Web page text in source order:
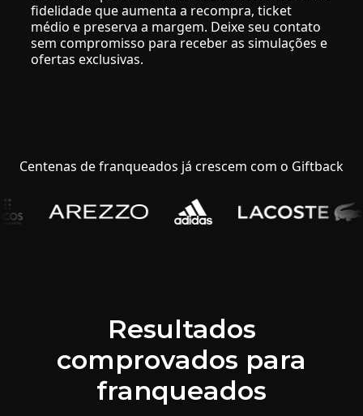
fidelidade que aumenta a recompra, ticket
médio e preserva a margem. Deixe seu contato
sem compromisso para receber as simulações e
ofertas exclusivas.
Centenas de franqueados já crescem com o Giftback
Resultados
comprovados para
franqueados